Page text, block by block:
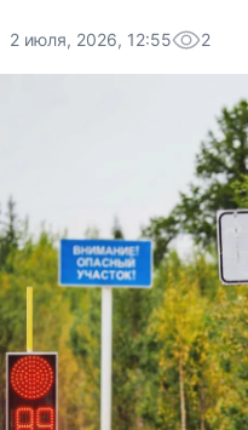
2 июля, 2026, 12:55 2